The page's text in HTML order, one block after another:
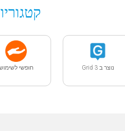
נוצר ב Grid 3 חופשי